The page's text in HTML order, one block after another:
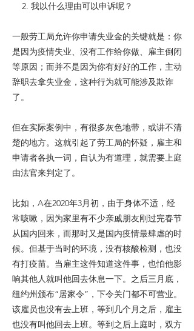
2. 我以什么理由可以申诉呢？
一般劳工局允许你申请失业金的关键就是：你
是因为疫情失业、没有工作给你做、雇主倒闭
等原因；而并不是因为你有好好的工作，主动
辞职去拿失业金，这种行为就可能涉及欺诈
了。
但在实际案例中，有很多灰色地带，或讲不清
楚的地方。这就引起了劳工局的怀疑，雇主和
申请者各执一词，自认为有道理，就需要上庭
由法官来判定了。
比如，A在2020年3月初，由于身体不适，经
常咳嗽，因为家里有不少亲戚朋友刚过完春节
从国内回来，而那时又是国内疫情最肆虐的时
候。但基于当时的环境，没有核酸检测，也没
有打疫苗。当雇主这件知道这件事，也怕他影
响其他人就叫他回去休息一下。之后三月底，
纽约州颁布“居家令”，下令关门都不可营业。
该雇员也没有去上班，等到几个月之后，雇主
也没有叫他回去上班。等到之后上庭时，双方